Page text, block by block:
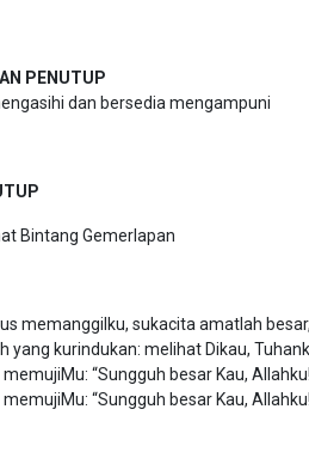
PENUTUP
dan bersedia mengampuni
Bintang Gemerlapan
memanggilku, sukacita amatlah besar,
yang kurindukan: melihat Dikau,
“Sungguh besar Kau,
“Sungguh besar Kau,